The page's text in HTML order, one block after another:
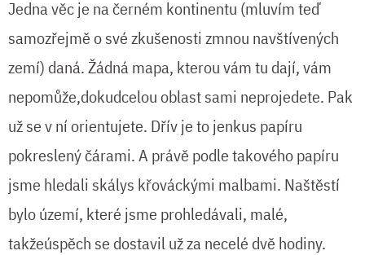
Jedna věc je na černém kontinentu (mluvím teď
samozřejmě o své zkušenosti zmnou navštívených
zemí) daná. Žádná mapa, kterou vám tu dají, vám
nepomůže,dokudcelou oblast sami neprojedete. Pak
už se v ní orientujete. Dřív je to jenkus papíru
pokreslený čárami. A právě podle takového papíru
jsme hledali skálys křováckými malbami. Naštěstí
bylo území, které jsme prohledávali, malé,
takžeúspěch se dostavil už za necelé dvě hodiny.